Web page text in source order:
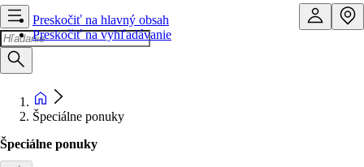
Preskočiť na hlavný obsah
Preskočiť na vyhľadávanie
Špeciálne ponuky
Špeciálne ponuky